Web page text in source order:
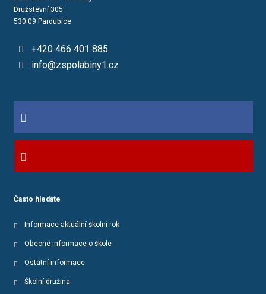
Družstevní 305
530 09 Pardubice
+420 466 401 885
info@zspolabiny1.cz
Často hledáte
Informace aktuální školní rok
Obecné informace o škole
Ostatní informace
Školní družina